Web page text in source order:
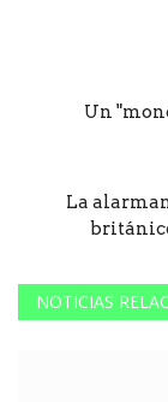
Un
La
NOTICIAS